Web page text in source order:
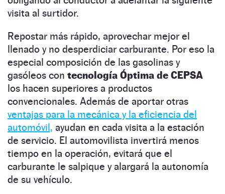
visita al surtidor.
Repostar más rápido, aprovechar mejor el
llenado y no desperdiciar carburante. Por eso la
especial composición de las gasolinas y
gasóleos con tecnología Óptima de CEPSA
los hacen superiores a productos
convencionales. Además de aportar otras
ventajas para la mecánica y la eficiencia del
automóvil, ayudan en cada visita a la estación
de servicio. El automovilista invertirá menos
tiempo en la operación, evitará que el
carburante le salpique y alargará la autonomía
de su vehículo.